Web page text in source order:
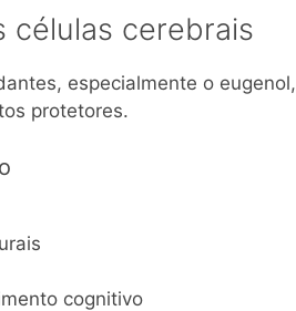
células cerebrais
especialmente o eugenol,
protetores.
cognitivo